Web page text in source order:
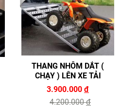
THANG NHÔM DẮT (
CHẠY ) LÊN XE TẢI
3.900.000 đ
4.200.000đ